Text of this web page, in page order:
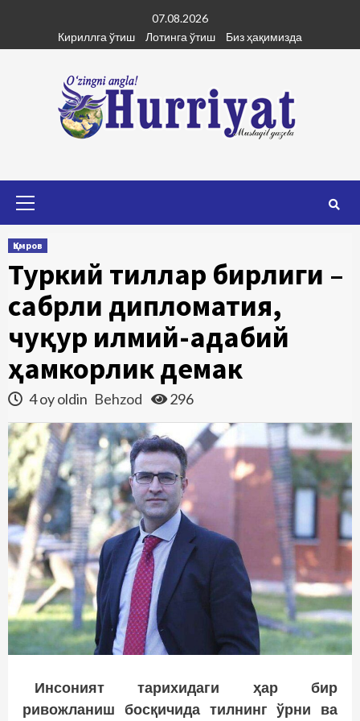
content
07.08.2026
Кириллга ўтиш
Лотинга ўтиш Биз ҳақимизда
Қамров
Туркий тиллар бирлиги –
сабрли дипломатия,
чуқур илмий-адабий
ҳамкорлик демак
4 oy oldin Behzod 296
Инсоният тарихидаги ҳар бир
ривожланиш босқичида тилнинг ўрни ва